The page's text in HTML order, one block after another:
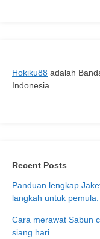
Hokiku88 adalah
Indonesia.
Recent Posts
Panduan lengkap
langkah untuk pemula.
Cara merawat Sabun
siang hari